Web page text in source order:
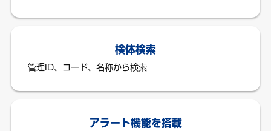
検体検索
管理ID、コード、名称から検索
アラート機能を搭載